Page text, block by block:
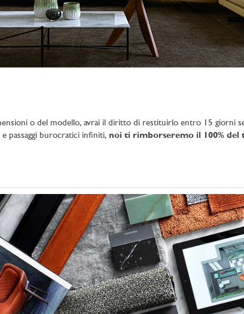
o del modello, avrai il diritto di restituirlo entro 15 giorni
passaggi burocratici infiniti, noi ti rimborseremo il 100% del